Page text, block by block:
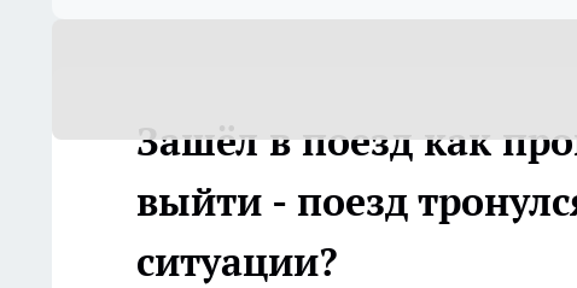
Зашёл в поезд как
выйти - поезд
ситуации?